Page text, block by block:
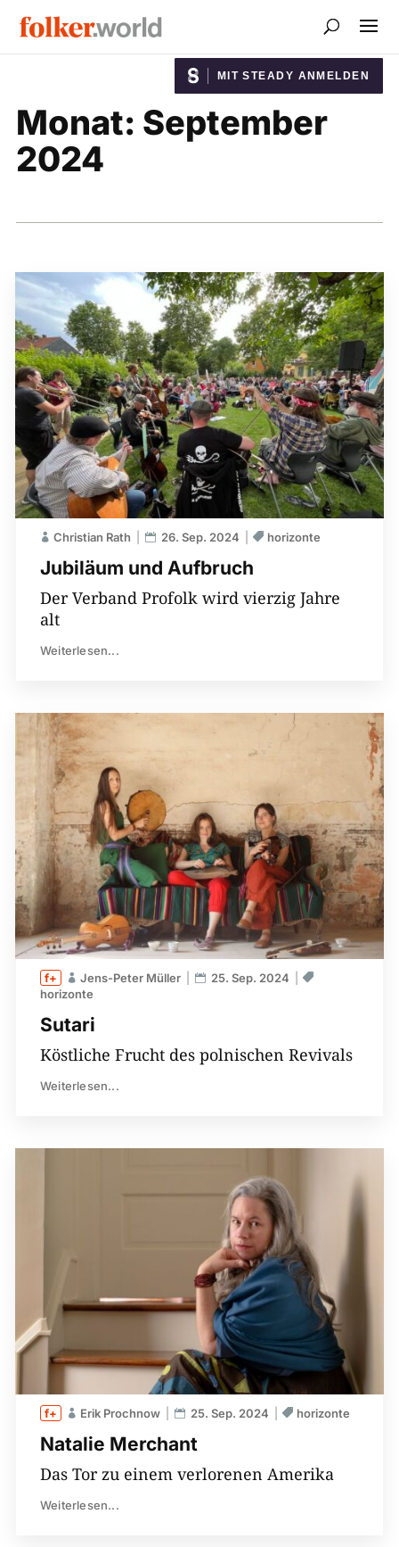
MIT STEADY ANMELDEN
Monat: September
2024
Jubiläum und Aufbruch
Christian Rath 26. Sep. 2024 horizonte
Der Verband Profolk wird vierzig Jahre
alt
Weiterlesen...
Sutari
Jens-Peter Müller
25. Sep. 2024
horizonte
Köstliche Frucht des polnischen Revivals
Weiterlesen...
Natalie Merchant
Erik Prochnow 25. Sep. 2024 horizonte
Das Tor zu einem verlorenen Amerika
Weiterlesen...